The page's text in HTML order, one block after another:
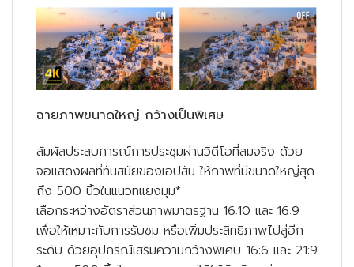
ฉายภาพขนาดใหญ่ กว้างเป็นพิเศษ
สัมผัสประสบการณ์การประชุมผ่านวิดีโอที่สมจริง ด้วย
จอแสดงผลที่ทันสมัยของเอปสัน ให้ภาพที่มีขนาดใหญ่สุด
ถึง 500 นิ้วในแนวทแยงมุม*
เลือกระหว่างอัตราส่วนภาพมาตรฐาน 16:10 และ 16:9
เพื่อให้เหมาะกับการรับชม หรือเพิ่มประสิทธิภาพไปสู่อีก
ระดับ ด้วยอุปกรณ์เสริมความกว้างพิเศษ 16:6 และ 21:9